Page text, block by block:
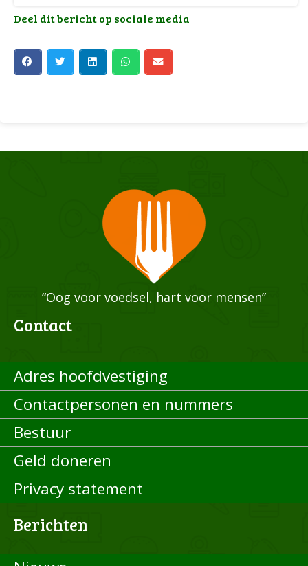
Deel dit bericht op sociale media
“Oog voor voedsel, hart voor mensen”
Contact
Adres hoofdvestiging
Contactpersonen en nummers
Bestuur
Geld doneren
Privacy statement
Berichten